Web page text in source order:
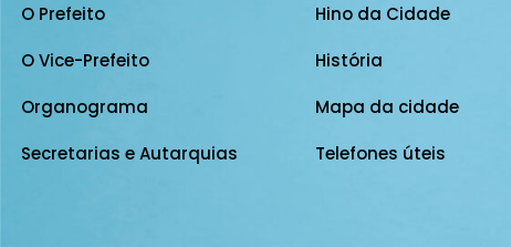
O Prefeito
O Vice-Prefeito
Organograma
Secretarias e Autarquias
Hino da Cidade
História
Mapa da cidade
Telefones úteis